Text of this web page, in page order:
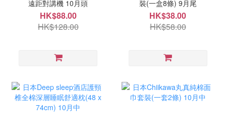
遠距對講機 10月頭
HK$88.00
HK$128.00
裝(一盒8條) 9月尾
HK$38.00
HK$58.00